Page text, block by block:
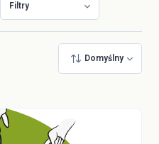
Filtry
Domyślny